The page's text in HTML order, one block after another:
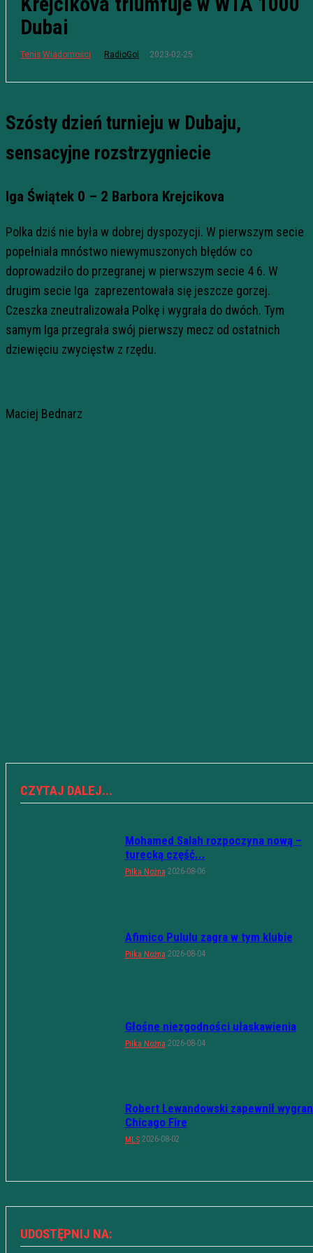
Dubai
Tenis Wiadomości RadioGol 2023-02-25
Szósty dzień turnieju w Dubaju,
sensacyjne rozstrzygniecie
Iga Świątek 0 – 2 Barbora Krejcikova
Polka dziś nie była w dobrej dyspozycji. W pierwszym secie
popełniała mnóstwo niewymuszonych błędów co
doprowadziło do przegranej w pierwszym secie 4 6. W
drugim secie Iga zaprezentowała się jeszcze gorzej.
Czeszka zneutralizowała Polkę i wygrała do dwóch. Tym
samym Iga przegrała swój pierwszy mecz od ostatnich
dziewięciu zwycięstw z rzędu.
Maciej Bednarz
CZYTAJ DALEJ...
Mohamed Salah rozpoczyna nową –
turecką część...
Piłka Nożna 2026-08-06
Afimico Pululu zagra w tym klubie
Piłka Nożna 2026-08-04
Głośne niezgodności ułaskawienia
Piłka Nożna 2026-08-04
Robert Lewandowski zapewnił
Chicago Fire
MLS 2026-08-02
UDOSTĘPNIJ NA: